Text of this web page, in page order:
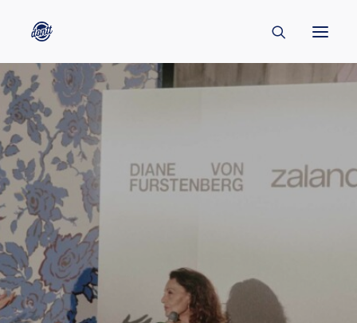
CONTACT
ABOUT
ENGLISH
CREATORS
KULTUR
INSPIRATION
BORNHOLM